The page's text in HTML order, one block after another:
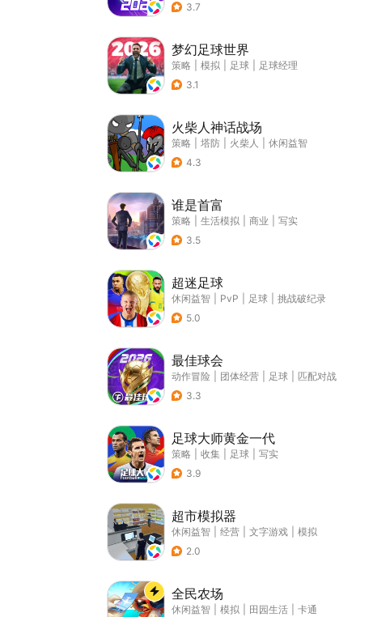
3.7
梦幻足球世界
策略 模拟 足球
足球经理
3.1
火柴人神话战场
策略 塔防 火柴人
休闲益智
4.3
谁是首富
策略 生活模拟 商业
写实
3.5
超迷足球
休闲益智 PvP 足球
挑战破纪录
5.0
最佳球会
动作冒险 团体经营 足球
匹配对战
3.3
足球大师黄金一代
策略 收集 足球
写实
3.9
超市模拟器
休闲益智 经营 文字游戏
模拟
2.0
全民农场
休闲益智 模拟 田园生活
卡通